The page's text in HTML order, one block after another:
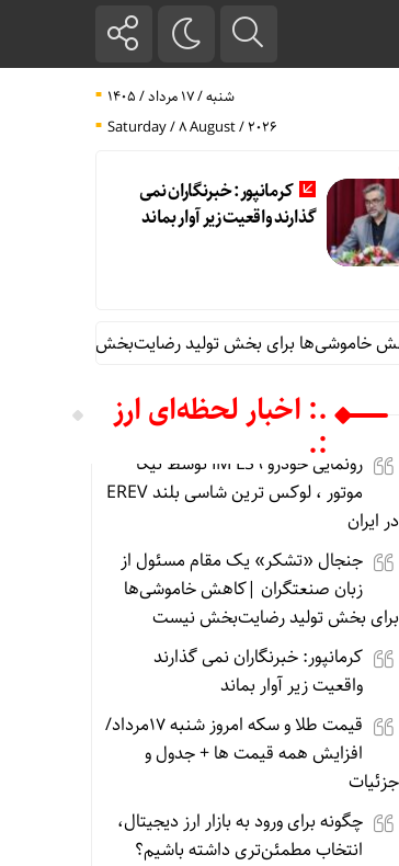
شنبه / ۱۷ مرداد / ۱۴۰۵
Saturday / 8 August / 2026
کرمانپور: خبرنگاران نمی
گذارند واقعیت زیر آوار بماند
برای بخش تولید رضایت‌بخش نیست
.: اخبار لحظه‌ای ارز
:.
رونمایی خودرو IM LS9 توسط نیکا
موتور ، لوکس ترین شاسی بلند EREV
در ایران
جنجال «تشکر» یک مقام مسئول از
زبان صنعتگران |کاهش خاموشی‌ها
برای بخش تولید رضایت‌بخش نیست
کرمانپور: خبرنگاران نمی گذارند
واقعیت زیر آوار بماند
قیمت طلا و سکه امروز شنبه 17مرداد/
افزایش همه قیمت ها + جدول و
جزئیات
چگونه برای ورود به بازار ارز دیجیتال،
انتخاب مطمئن‌تری داشته باشیم؟